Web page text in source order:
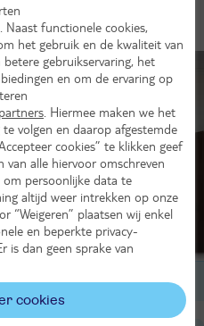
. Naast functionele cookies,
het gebruik en de kwaliteit van
gebruikservaring, het
en om de ervaring op
. Hiermee maken we het
volgen en daarop afgestemde
cookies” te klikken geef
alle hiervoor omschreven
om persoonlijke data te
altijd weer intrekken op onze
“Weigeren” plaatsen wij enkel
en beperkte privacy-
is dan geen sprake van
cookies